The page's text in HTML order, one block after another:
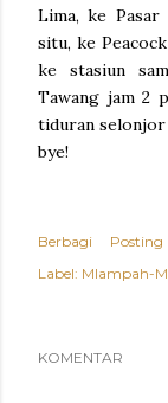
Lima, ke Pasar
situ, ke
ke stasiun
Tawang jam 2
tiduran selonjor
bye!
Berbagi
Posting
Label: Mlampah-
KOMENTAR